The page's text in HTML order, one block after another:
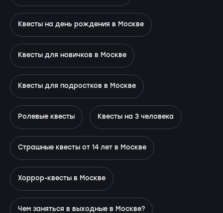
Квесты на день рождения в Москве
Квесты для новичков в Москве
Квесты для подростков в Москве
Ролевые квесты Квесты на 3 человека
Страшные квесты от 14 лет в Москве
Хоррор-квесты в Москве
Чем заняться в выходные в Москве?